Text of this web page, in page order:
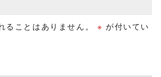
ることはありません。 ※ が付いてい